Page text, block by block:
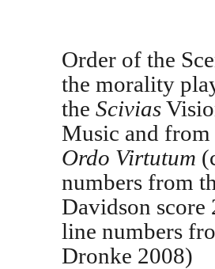
Order of the
the morality
the Scivias
Music and from
Ordo Virtutum
numbers from
Davidson score
line numbers
Dronke 2008)